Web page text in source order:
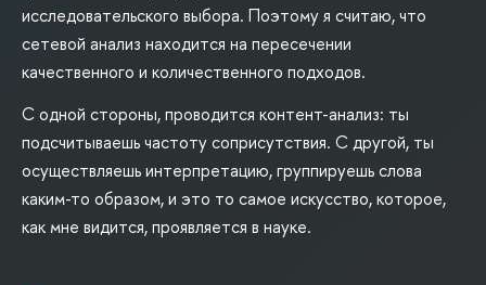
исследовательского выбора. Поэтому я считаю, что
сетевой анализ находится на пересечении
качественного и количественного подходов.
С одной стороны, проводится контент-анализ: ты
подсчитываешь частоту соприсутствия. С другой, ты
осуществляешь интерпретацию, группируешь слова
каким-то образом, и это то самое искусство, которое,
как мне видится, проявляется в науке.